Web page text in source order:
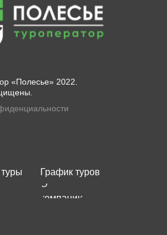
«Полесье» 2022.
График туров
О
компании